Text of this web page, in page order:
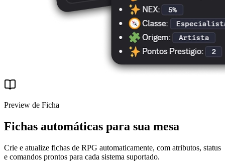
Preview de Ficha
Fichas automáticas para sua mesa
Crie e atualize fichas de RPG automaticamente, com atributos, status
e comandos prontos para cada sistema suportado.